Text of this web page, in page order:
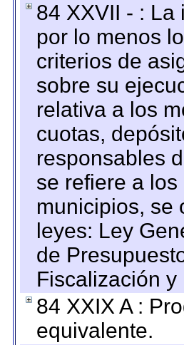
84 XXVII - :
por lo menos
criterios de
sobre su
relativa a los
cuotas,
responsables
se refiere a
municipios, se
leyes: Ley
de
Fiscalización
84 XXIX A :
equivalente.